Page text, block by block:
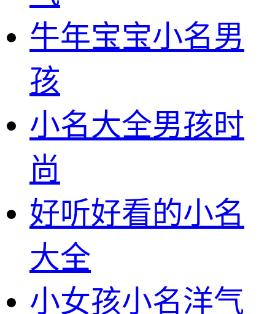
牛年宝宝小名男
孩
小名大全男孩时
尚
好听好看的小名
大全
小女孩小名洋气